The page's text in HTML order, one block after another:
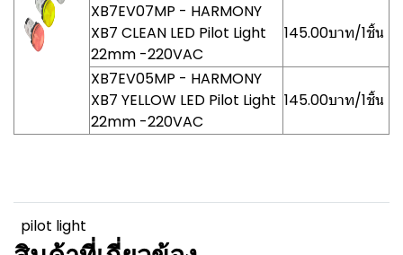
XB7EV07MP - HARMONY
XB7 CLEAN LED Pilot Light
22mm -220VAC
145.00บาท/1ชิ้น
XB7EV05MP - HARMONY
XB7 YELLOW LED Pilot Light
22mm -220VAC
145.00บาท/1ชิ้น
pilot light